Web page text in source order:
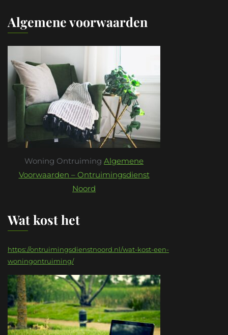
Algemene voorwaarden
Woning Ontruiming Algemene
Voorwaarden – Ontruimingsdienst
Noord
Wat kost het
https://ontruimingsdienstnoord.nl/wat-kost-een-
woningontruiming/